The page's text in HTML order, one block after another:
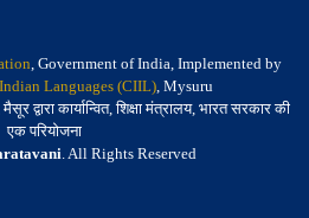
, Government of India, Implemented by
Languages (CIIL), Mysuru
द्वारा कार्यान्वित, शिक्षा मंत्रालय, भारत सरकार की
एक परियोजना
. All Rights Reserved